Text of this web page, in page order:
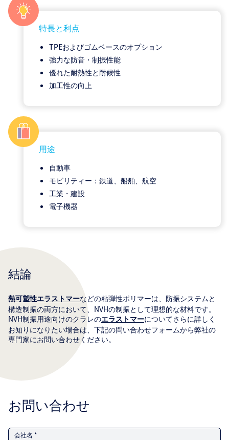
特長と利点
TPEおよびゴムベースのオプション
強力な防音・制振性能
優れた耐熱性と耐候性
加工性の向上
用途
自動車
モビリティー：鉄道、船舶、航空
工業・建設
電子機器
結論
熱可塑性エラストマーなどの粘弾性ポリマーは、防振システムと
構造制振の両方において、NVHの制振として理想的な材料です。
NVH制振用途向けのクラレのエラストマーについてさらに詳しく
お知りになりたい場合は、下記の問い合わせフォームから弊社の
専門家にお問い合わせください。
お問い合わせ
会社名 *